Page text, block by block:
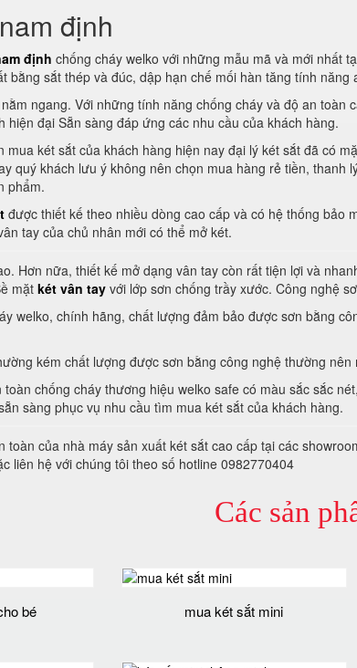
định
định chống cháy welko với những mẫu mã và mới nhất
bằng sắt thép và đúc, dập hạn chế mối hàn tăng tính năng
ngang. Với những tính năng chống cháy và độ an
hiện đại Sẵn sàng đáp ứng các nhu cầu của khách hàng.
két sắt của khách hàng hiện nay đại lý két sắt đã có
quý khách lưu ý không nên chọn mua hàng rẻ tiền,
phẩm.
được thiết kế theo nhiều dòng cao cấp và có hệ thống bảo
tay của chủ nhân mới có thể mở két.
Hơn nữa, thiết kế mở dạng vân tay còn rất tiện lợi và
mặt két vân tay với lớp sơn chống trầy xước. Công nghệ
welko, chính hãng, chất lượng đảm bảo được sơn bằng
kém chất lượng được sơn bằng công nghệ thường
toàn chống cháy thương hiệu welko safe có màu sắc sắc
sàng phục vụ nhu cầu tìm mua két sắt của khách hàng.
toàn của nhà máy sản xuất két sắt cao cấp tại các
liên hệ với chúng tôi theo số hotline 0982770404
Các sản
bé mua két sắt mini